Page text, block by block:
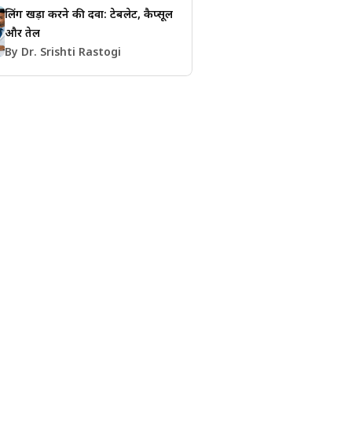
लिंग खड़ा करने की दवा: टेबलेट, कैप्सूल
और तेल
By Dr. Srishti Rastogi